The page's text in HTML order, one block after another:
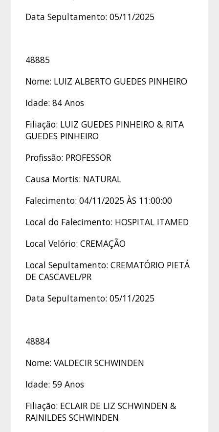
Data Sepultamento: 05/11/2025
48885
Nome: LUIZ ALBERTO GUEDES PINHEIRO
Idade: 84 Anos
Filiação: LUIZ GUEDES PINHEIRO & RITA
GUEDES PINHEIRO
Profissão: PROFESSOR
Causa Mortis: NATURAL
Falecimento: 04/11/2025 ÀS 11:00:00
Local do Falecimento: HOSPITAL ITAMED
Local Velório: CREMAÇÃO
Local Sepultamento: CREMATÓRIO PIETÁ
DE CASCAVEL/PR
Data Sepultamento: 05/11/2025
48884
Nome: VALDECIR SCHWINDEN
Idade: 59 Anos
Filiação: ECLAIR DE LIZ SCHWINDEN &
RAINILDES SCHWINDEN